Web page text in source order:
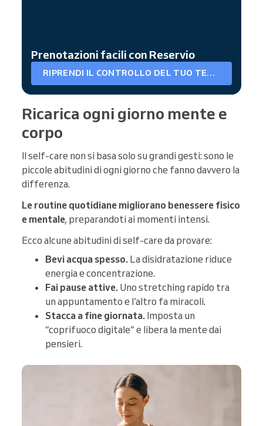
Prenotazioni facili con Reservio
RIPRENDI IL CONTROLLO DEL TUO TEMPO
Ricarica ogni giorno mente e
corpo
Il self-care non si basa solo su grandi gesti: sono le
piccole abitudini di ogni giorno che fanno davvero la
differenza.
Le routine quotidiane migliorano benessere fisico
e mentale, preparandoti ai momenti intensi.
Ecco alcune abitudini di self-care da provare:
Bevi acqua spesso. La disidratazione riduce
energia e concentrazione.
Fai pause attive. Uno stretching rapido tra
un appuntamento e l’altro fa miracoli.
Stacca a fine giornata. Imposta un
“coprifuoco digitale” e libera la mente dai
pensieri.